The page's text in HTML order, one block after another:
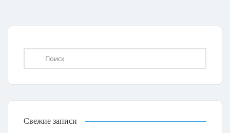
Свежие записи